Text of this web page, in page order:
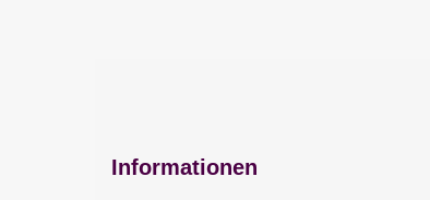
Informationen